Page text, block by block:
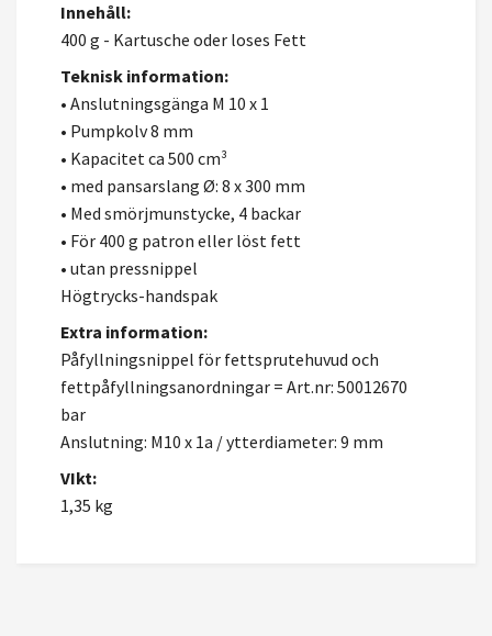
Innehåll:
400 g - Kartusche oder loses Fett
Teknisk information:
• Anslutningsgänga M 10 x 1
• Pumpkolv 8 mm
• Kapacitet ca 500 cm³
• med pansarslang Ø: 8 x 300 mm
• Med smörjmunstycke, 4 backar
• För 400 g patron eller löst fett
• utan pressnippel
Högtrycks-handspak
Extra information:
Påfyllningsnippel för fettsprutehuvud och
fettpåfyllningsanordningar = Art.nr: 50012670
bar
Anslutning: M10 x 1a / ytterdiameter: 9 mm
VIkt:
1,35 kg